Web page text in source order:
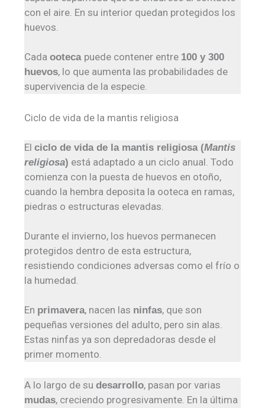
con el aire. En su interior quedan protegidos los
huevos.
Cadaooteca puede contener entre 100 y 300
huevos, lo que aumenta las probabilidades de
supervivencia de la especie.
Ciclo de vida de la mantis religiosa
Elciclo de vida de la mantis religiosa (Mantis
religiosa) está adaptado a un ciclo anual. Todo
comienza con la puesta de huevos en otoño,
cuando la hembra deposita la ooteca en ramas,
piedras o estructuras elevadas.
Durante el invierno, los huevos permanecen
protegidos dentro de esta estructura,
resistiendo condiciones adversas como el frío o
la humedad.
En primavera, nacen las ninfas, que son
pequeñas versiones del adulto, pero sin alas.
Estas ninfas ya son depredadoras desde el
primer momento.
A lo largo de sudesarrollo, pasan por varias
mudas, creciendo progresivamente. En la última